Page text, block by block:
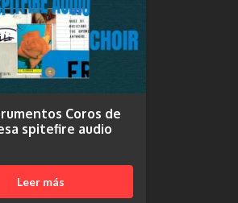
Coros de
spitefire audio
Leer más